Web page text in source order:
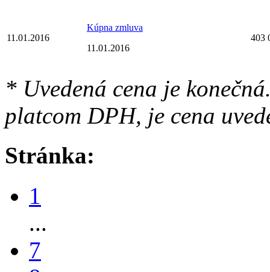
11.01.2016
Kúpna zmluva
11.01.2016
403
* Uvedená cena je
platcom DPH, je cena
Stránka:
1
...
7